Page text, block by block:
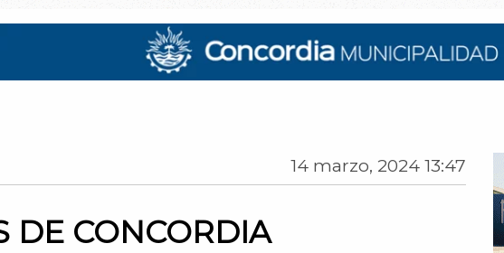
14 marzo, 2024 13:47
DE CONCORDIA